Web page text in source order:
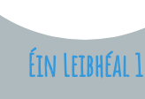
Éin Leibhéal 1